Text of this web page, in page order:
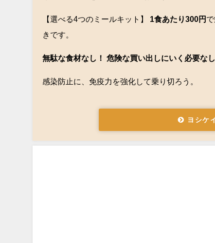
【選べる4つのミールキット】 1食あたり300円
きです。
無駄な食材なし！ 危険な買い出しにいく必要なし
感染防止に、免疫力を強化して乗り切ろう。
ヨシケ